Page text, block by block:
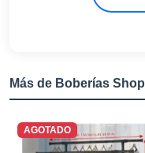
Más de Boberías Shop
AGOTADO